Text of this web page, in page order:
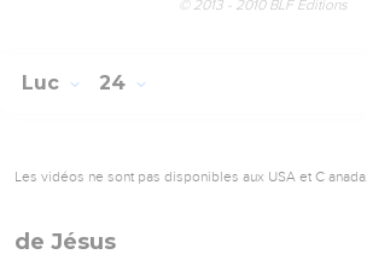
© 2013 - 2010 BLF Editions
Luc 24
Les vidéos ne sont pas disponibles aux USA et C anada.
de Jésus